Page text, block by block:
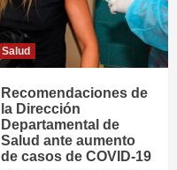
Salud
Recomendaciones de
la Dirección
Departamental de
Salud ante aumento
de casos de COVID-19